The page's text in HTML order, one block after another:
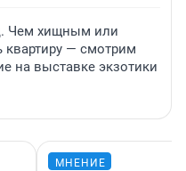
Чем хищным или
— смотрим
на выставке экзотики
МНЕНИЕ